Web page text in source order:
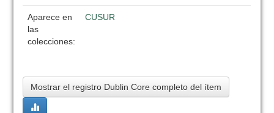
Aparece en
las
colecciones:
CUSUR
Mostrar el registro Dublin Core completo del ítem